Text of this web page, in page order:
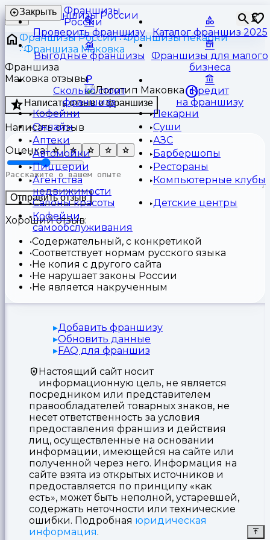
Франшизы
России
⏳
Закрыть
Проверить франшизу Каталог франшиз 2025
Выгодные франшизы
Франшизы для малого
бизнеса
Сколько стоит
франшиза
Кредит
на франшизу
Кофейни
Пекарни
Онлайн
Суши
Аптеки
АЗС
Автомойки
Барбершопы
Пиццерии
Рестораны
Агентства
недвижимости
Компьютерные клубы
Салоны красоты
Детские центры
Кофейни
самообслуживания
Франшизы России
Франшизы пекарни
Франшиза Маковка
Франшиза
Маковка отзывы
Написать отзыв о франшизе
Написать отзыв
Оценка:
Отправить отзыв
Хороший отзыв:
Содержательный, с конкретикой
Соответствует нормам русского языка
Не копия с другого сайта
Не нарушает законы России
Не является накрученным
Добавить франшизу
Обновить данные
FAQ для франшиз
Настоящий сайт носит
информационную цель, не является
посредником или представителем
правообладателей товарных знаков, не
несет ответственность за условия
предоставления франшиз и действия
лиц, осуществленные на основании
информации, имеющейся на сайте или
полученной через него. Информация на
сайте взята из открытых источников и
предоставляется по принципу «как
есть», может быть неполной, устаревшей,
содержать неточности или технические
ошибки. Подробная юридическая
информация.